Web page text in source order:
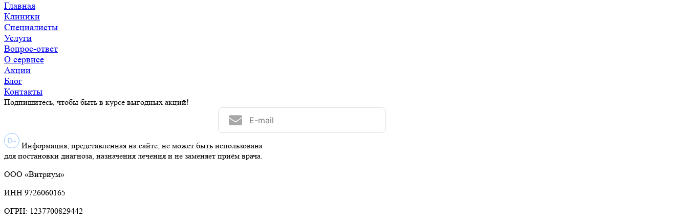
Главная
Клиники
Специалисты
Услуги
Вопрос-ответ
О сервисе
Акции
Блог
Контакты
Подпишитесь, чтобы быть в курсе выгодных акций!
Информация, представленная на сайте, не может быть использована
для постановки диагноза, назначения лечения и не заменяет приём врача.
ООО «Витриум»
ИНН 9726060165
ОГРН: 1237700829442